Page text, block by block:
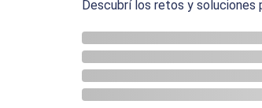
Descubrí los retos y soluciones